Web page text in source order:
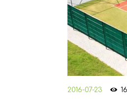
2016-07-23